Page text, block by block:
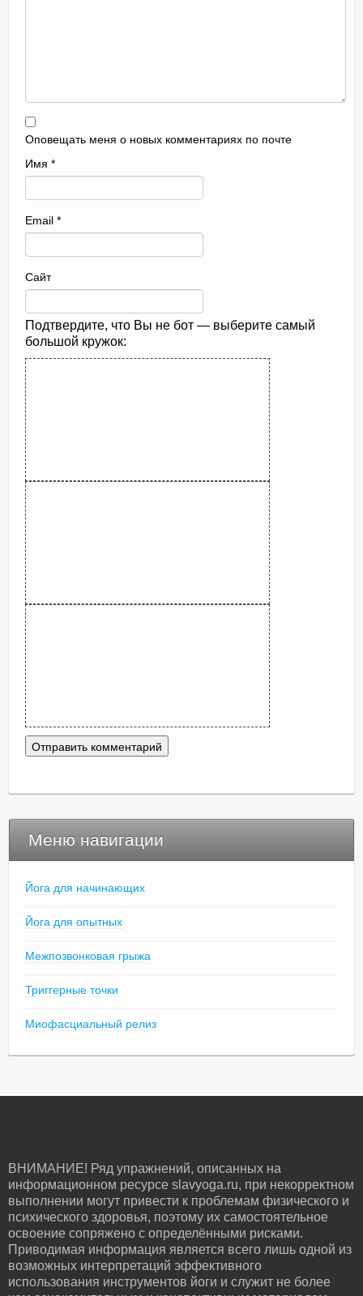
Оповещать меня о новых комментариях по почте
Имя *
Email *
Сайт
Подтвердите, что Вы не бот — выберите самый
большой кружок:
Меню навигации
Йога для начинающих
Йога для опытных
Межпозвонковая грыжа
Триггерные точки
Миофасциальный релиз
ВНИМАНИЕ! Ряд упражнений, описанных на
информационном ресурсе slavyoga.ru, при некорректном
выполнении могут привести к проблемам физического и
психического здоровья, поэтому их самостоятельное
освоение сопряжено с определёнными рисками.
Приводимая информация является всего лишь одной из
возможных интерпретаций эффективного
использования инструментов йоги и служит не более